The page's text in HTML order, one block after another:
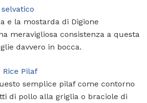
e la mostarda di Digione
meravigliosa consistenza a questa
davvero in bocca.
Pilaf
semplice pilaf come contorno
di pollo alla griglia o braciole di